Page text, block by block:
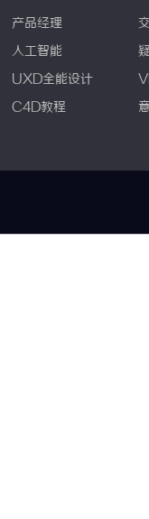
产品经理
人工智能
UXD全能设计
C4D教程